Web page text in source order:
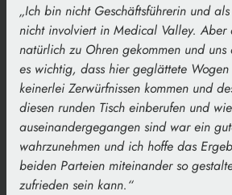
„Ich bin nicht Geschäftsführerin und
nicht involviert in Medical Valley. Aber
natürlich zu Ohren gekommen und
es wichtig, dass hier geglättete
keinerlei Zerwürfnissen kommen und
diesen runden Tisch einberufen und
auseinandergegangen sind war ein
wahrzunehmen und ich hoffe das
beiden Parteien miteinander so
zufrieden sein kann.“